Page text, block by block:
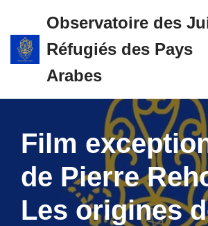
Aller
au
Observatoire des
Réfugiés des Pays
Arabes
Film
de Pierre
Les origines